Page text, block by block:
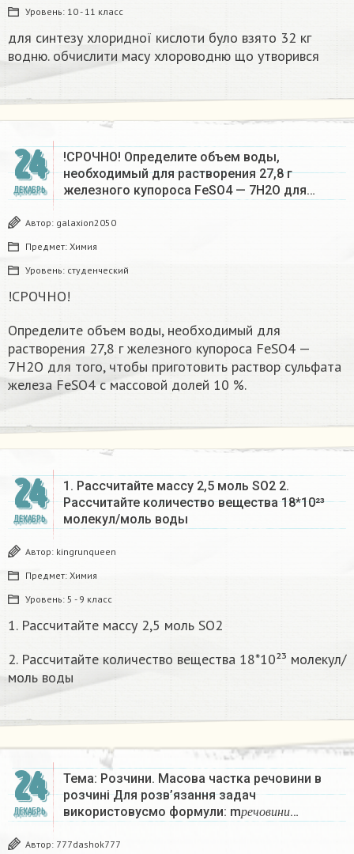
Уровень: 10 - 11 класс
для синтезу хлоридної кислоти було взято 32 кг
водню. обчислити масу хлороводню що утворився​
24
ДЕКАБРЬ
!СРОЧНО! Определите объем воды,
необходимый для растворения 27,8 г
железного купороса FeSO4 — 7Н2О для…
Автор: galaxion2050
Предмет: Химия
Уровень: студенческий
!СРОЧНО!
Определите объем воды, необходимый для
растворения 27,8 г железного купороса FeSO4 —
7Н2О для того, чтобы приготовить раствор сульфата
железа FeSO4 с массовой долей 10 %.​
24
ДЕКАБРЬ
1. Рассчитайте массу 2,5 моль SO2 2.
Рассчитайте количество вещества 18*10²³
молекул/моль воды
Автор: kingrunqueen
Предмет: Химия
Уровень: 5 - 9 класс
1. Рассчитайте массу 2,5 моль SO2
2. Рассчитайте количество вещества 18*10²³ молекул/
моль воды
24
ДЕКАБРЬ
Тема: Розчини. Масова частка речовини в
розчині Для розв’язання задач
використовусмо формули: m р е ч о в и н и
ре
…
Автор: 777dashok777